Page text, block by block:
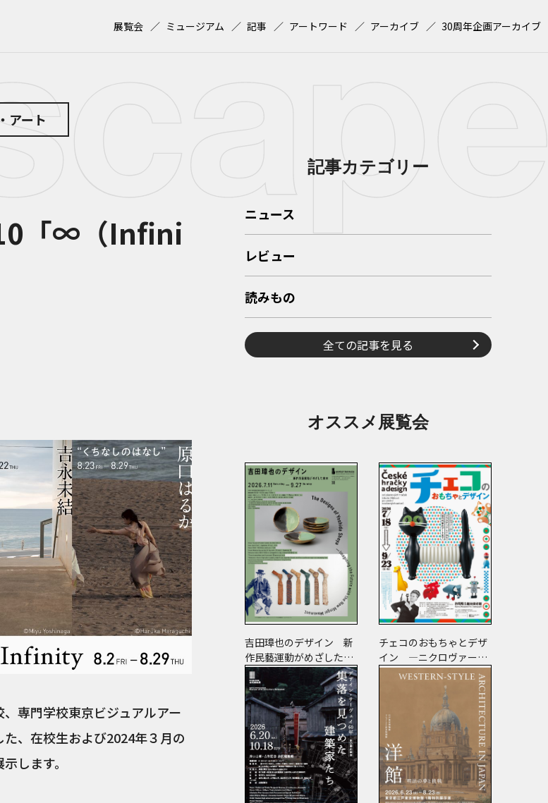
展覧会 ミュージアム 記事 アートワード アーカイブ 30周年企画アーカイブ
アート
「∞（Infini
専門学校東京ビジュアルアー
、在校生および2024年３月の
します。
記事カテゴリー
ニュース
レビュー
読みもの
全ての記事を見る
オススメ展覧会
吉田璋也のデザイン 新
作民藝運動がめざした未
来
チェコのおもちゃとデザ
イン ―ニクロヴァーの
プラスチック・トイから
現代作家のアートまで―